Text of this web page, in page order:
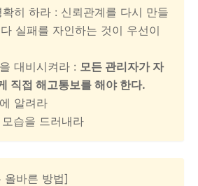
히 하라 : 신뢰관계를 다시 만들
실패를 자인하는 것이 우선이
대비시켜라 : 모든 관리자가 자
직접 해고통보를 해야 한다.
알려라
습을 드러내라
올바른 방법]